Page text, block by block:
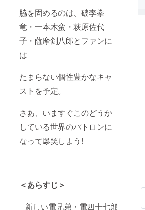
脇を固めるのは、破李拳
竜・一本木蛮・萩原佐代
子・薩摩剣八郎とファンに
は
たまらない個性豊かなキャ
ストを予定。
さあ、いますぐこのどうか
している世界のパトロンに
なって爆笑しよう!
＜あらすじ＞
新しい電兄弟・電四十七郎